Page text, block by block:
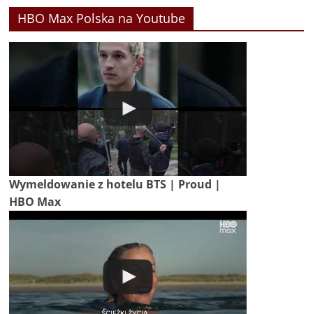
HBO Max Polska na Youtube
Wymeldowanie z hotelu BTS | Proud |
HBO Max